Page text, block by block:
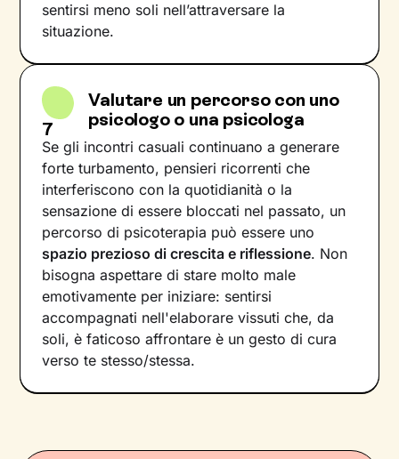
sentirsi meno soli nell’attraversare la
situazione.
7
Valutare un percorso con uno
psicologo o una psicologa
Se gli incontri casuali continuano a generare
forte turbamento, pensieri ricorrenti che
interferiscono con la quotidianità o la
sensazione di essere bloccati nel passato, un
percorso di psicoterapia può essere uno
spazio prezioso di crescita e riflessione. Non
bisogna aspettare di stare molto male
emotivamente per iniziare: sentirsi
accompagnati nell'elaborare vissuti che, da
soli, è faticoso affrontare è un gesto di cura
verso te stesso/stessa.